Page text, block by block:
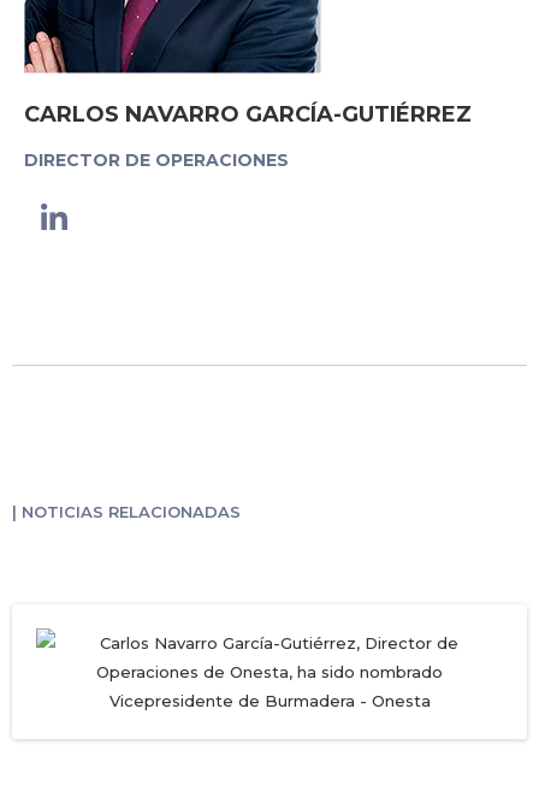
CARLOS NAVARRO GARCÍA-GUTIÉRREZ
DIRECTOR DE OPERACIONES
in
| NOTICIAS RELACIONADAS